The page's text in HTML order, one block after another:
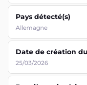
Pays détecté(s)
Allemagne
Date de création
25/03/2026